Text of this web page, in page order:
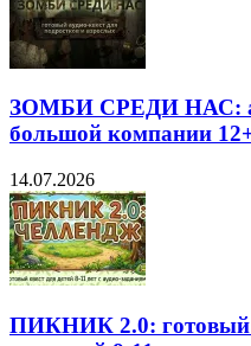
ЗОМБИ СРЕДИ НАС:
большой компании
14.07.2026
ПИКНИК 2.0: готовый